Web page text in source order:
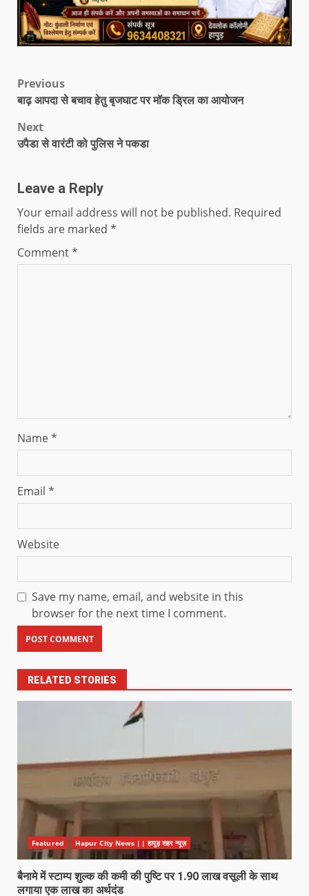
Previous
बाढ़ आपदा से बचाव हेतु बृजघाट पर मॉक ड्रिल का आयोजन
Next
उपैडा से वारंटी को पुलिस ने पकडा
Leave a Reply
Your email address will not be published. Required
fields are marked *
Comment*
Name*
Email *
Website
Save my name, email, and website in this
browser for the next time I comment.
RELATED STORIES
Featured Hapur City News || हापुड़ शहर न्यूज़
बैनामे में स्टाम्प शुल्क की कमी की पुष्टि पर 1.90 लाख वसूली के साथ
लगाया एक लाख का अर्थदंड